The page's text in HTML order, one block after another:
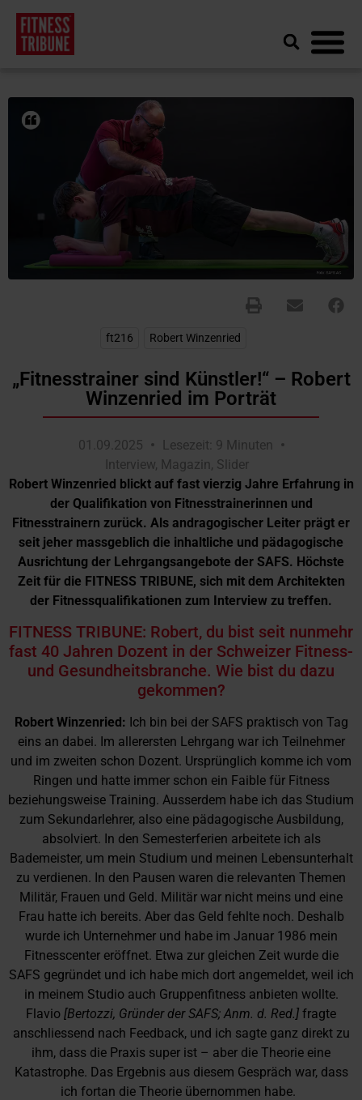
ft216 Robert Winzenried
„Fitnesstrainer sind Künstler!“ – Robert
Winzenried im Porträt
01.09.2025
Lesezeit: 9 Minuten
Interview, Magazin, Slider
Robert Winzenried blickt auf fast vierzig Jahre Erfahrung in
der Qualifikation von Fitnesstrainerinnen und
Fitnesstrainern zurück. Als andragogischer Leiter prägt er
seit jeher massgeblich die inhaltliche und pädagogische
Ausrichtung der Lehrgangsangebote der SAFS. Höchste
Zeit für die FITNESS TRIBUNE, sich mit dem Architekten
der Fitnessqualifikationen zum Interview zu treffen.
FITNESS TRIBUNE: Robert, du bist seit nunmehr
fast 40 Jahren Dozent in der Schweizer Fitness-
und Gesundheitsbranche. Wie bist du dazu
gekommen?
Robert Winzenried: Ich bin bei der SAFS praktisch von Tag
eins an dabei. Im allerersten Lehrgang war ich Teilnehmer
und im zweiten schon Dozent. Ursprünglich komme ich vom
Ringen und hatte immer schon ein Faible für Fitness
beziehungsweise Training. Ausserdem habe ich das Studium
zum Sekundarlehrer, also eine pädagogische Ausbildung,
absolviert. In den Semesterferien arbeitete ich als
Bademeister, um mein Studium und meinen Lebensunterhalt
zu verdienen. In den Pausen waren die relevanten Themen
Militär, Frauen und Geld. Militär war nicht meins und eine
Frau hatte ich bereits. Aber das Geld fehlte noch. Deshalb
wurde ich Unternehmer und habe im Januar 1986 mein
Fitnesscenter eröffnet. Etwa zur gleichen Zeit wurde die
SAFS gegründet und ich habe mich dort angemeldet, weil ich
in meinem Studio auch Gruppenfitness anbieten wollte.
Flavio [Bertozzi, Gründer der SAFS; Anm. d. Red.] fragte
anschliessend nach Feedback, und ich sagte ganz direkt zu
ihm, dass die Praxis super ist – aber die Theorie eine
Katastrophe. Das Ergebnis aus diesem Gespräch war, dass
ich fortan die Theorie übernommen habe.